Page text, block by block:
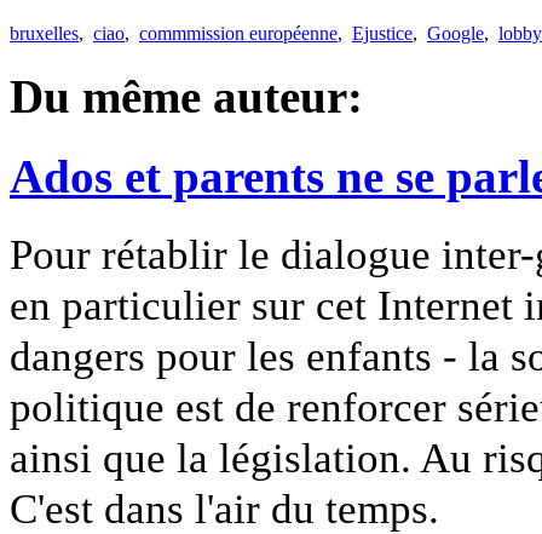
bruxelles, ciao, commmission européenne, Ejustice, Google,
Du même auteur:
Ados et parents ne se
Pour rétablir le dialogue
en particulier sur cet Internet
dangers pour les enfants - la
politique est de renforcer
ainsi que la législation. Au
C'est dans l'air du temps.